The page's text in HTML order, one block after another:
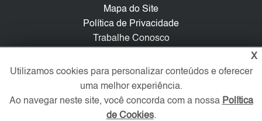
Mapa do Site
Política de Privacidade
Trabalhe Conosco
Verificada por
Redes Sociais
X
Utilizamos cookies para personalizar conteúdos e oferecer
uma melhor experiência.
Ao navegar neste site, você concorda com a nossa Política
de Cookies.